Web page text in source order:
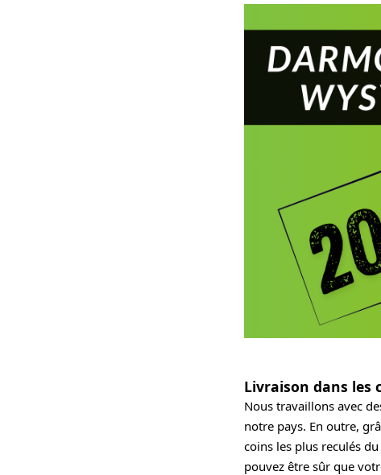
Livraison dans les
Nous travaillons avec
notre pays. En outre,
coins les plus reculés
pouvez être sûr que